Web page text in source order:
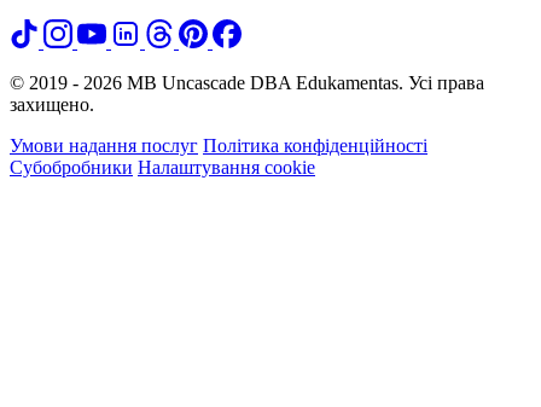
© 2019 - 2026 MB Uncascade DBA Edukamentas. Усі права
захищено.
Умови надання послуг Політика конфіденційності
Субобробники Налаштування cookie